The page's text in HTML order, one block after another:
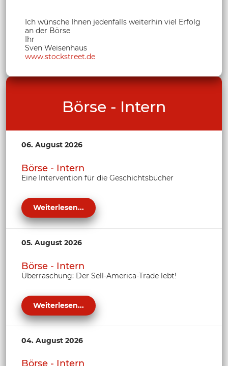
Ich wünsche Ihnen jedenfalls weiterhin viel Erfolg
an der Börse
Ihr
Sven Weisenhaus
www.stockstreet.de
Börse - Intern
06. August 2026
Börse - Intern
Eine Intervention für die Geschichtsbücher
Weiterlesen...
05. August 2026
Börse - Intern
Überraschung: Der Sell-America-Trade lebt!
Weiterlesen...
04. August 2026
Börse - Intern